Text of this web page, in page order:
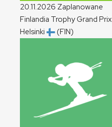
20.11.2026 Zaplanowane
Finlandia Trophy Grand Prix
Helsinki
(FIN)